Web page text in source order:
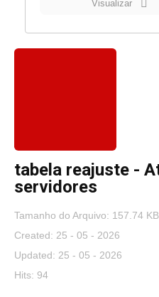
Visualizar
tabela reajuste -
servidores
Tamanho do Arquivo: 157.74 KB
Created: 25 - 05 - 2026
Updated: 25 - 05 - 2026
Hits: 94